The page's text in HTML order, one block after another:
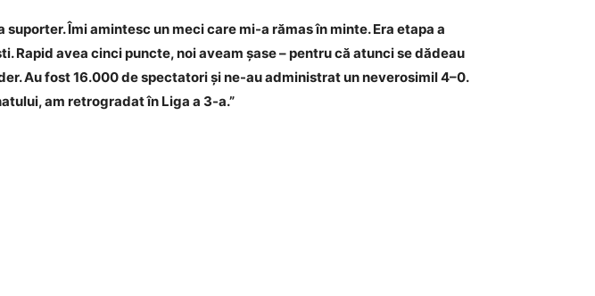
suporter.Îmi amintesc un meci care mi-a rămas în minte. Era etapa a
Rapid avea cinci puncte, noi aveam șase – pentru că atunci se dădeau
Au fost 16.000 de spectatori și ne-au administrat un neverosimil 4–0.
am retrogradat în Liga a 3-a.”